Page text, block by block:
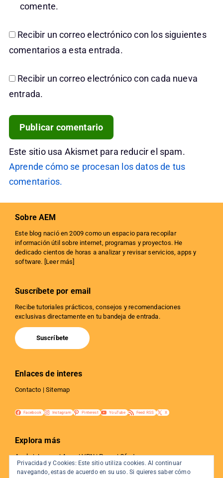
comente.
Recibir un correo electrónico con los siguientes
comentarios a esta entrada.
Recibir un correo electrónico con cada nueva
entrada.
Este sitio usa Akismet para reducir el spam.
Aprende cómo se procesan los datos de tus
comentarios.
Sobre AEM
Este blog nació en 2009 como un espacio para recopilar
información útil sobre internet, programas y proyectos. He
dedicado cientos de horas a analizar y revisar servicios, apps y
software. [Leer más]
Suscríbete por email
Recibe tutoriales prácticos, consejos y recomendaciones
exclusivas directamente en tu bandeja de entrada.
Suscríbete
Enlaces de interes
Contacto | Sitemap
Facebook Instagram Pinterest YouTube Feed RSS X
Explora más
Apple|Juegos|Apps|VPN|Proxy|Ofertas
Privacidad| Tutoriales|Web y SEO |Internet
Privacidad y Cookies: Este sitio utiliza cookies. Al continuar
navegando, estas de acuerdo en su uso. Si quieres saber cómo